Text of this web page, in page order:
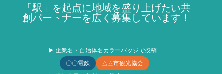
「駅」を起点に地域を盛り上げたい共
創パートナーを広く募集しています！
▶ 企業名・自治体名カラーバッジで投稿
〇〇電鉄
△△市観光協会